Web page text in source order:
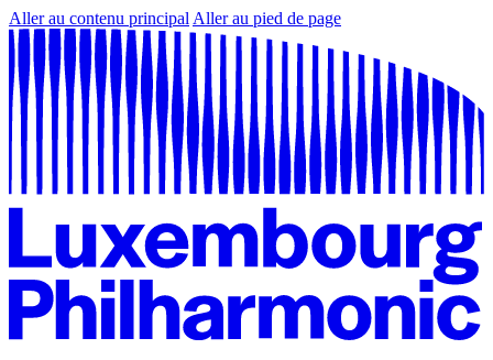
Aller au contenu principal Aller au pied de page